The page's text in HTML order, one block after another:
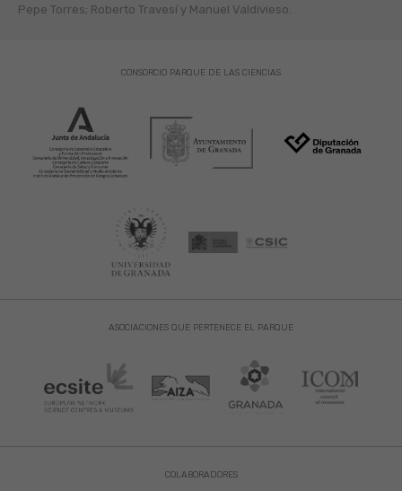
Pepe Torres; Roberto Travesí y Manuel Valdivieso.
ASOCIACIONES QUE PERTENECE EL PARQUE
CONSORCIO PARQUE DE LAS CIENCIAS
COLABORADORES